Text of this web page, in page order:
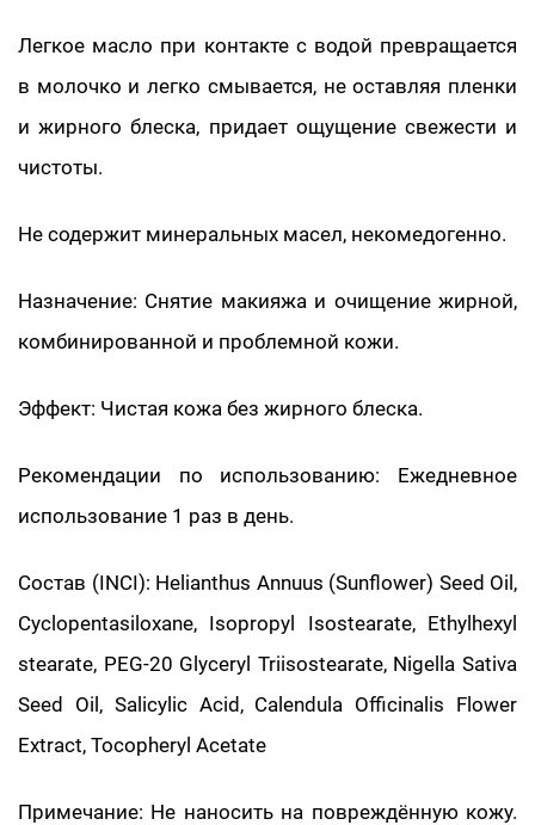
Легкое масло при контакте с водой превращается
в молочко и легко смывается, не оставляя пленки
и жирного блеска, придает ощущение свежести и
чистоты.
Не содержит минеральных масел, некомедогенно.
Назначение: Снятие макияжа и очищение жирной,
комбинированной и проблемной кожи.
Эффект: Чистая кожа без жирного блеска.
Рекомендации по использованию: Ежедневное
использование 1 раз в день.
Состав (INCI): Helianthus Annuus (Sunflower) Seed Oil,
Cyclopentasiloxane, Isopropyl Isostearate, Ethylhexyl
stearate, PEG-20 Glyceryl Triisostearate, Nigella Sativa
Seed Oil, Salicylic Acid, Calendula Officinalis Flower
Extract, Tocopheryl Acetate
Примечание: Не наносить на повреждённую кожу.